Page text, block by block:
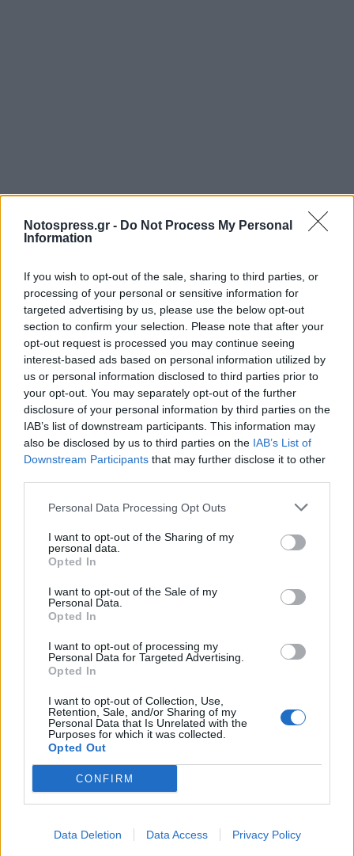
Notospress.gr - Do Not Process My Personal
Information
If you wish to opt-out of the sale, sharing to third parties, or
processing of your personal or sensitive information for
targeted advertising by us, please use the below opt-out
section to confirm your selection. Please note that after your
opt-out request is processed you may continue seeing
interest-based ads based on personal information utilized by
us or personal information disclosed to third parties prior to
your opt-out. You may separately opt-out of the further
disclosure of your personal information by third parties on the
IAB’s list of downstream participants. This information may
also be disclosed by us to third parties on the IAB’s List of
Downstream Participants that may further disclose it to other
Personal Data Processing Opt Outs
I want to opt-out of the Sharing of my
personal data.
Opted In
I want to opt-out of the Sale of my
Personal Data.
Opted In
I want to opt-out of processing my
Personal Data for Targeted Advertising.
Opted In
I want to opt-out of Collection, Use,
Retention, Sale, and/or Sharing of my
Personal Data that Is Unrelated with the
Purposes for which it was collected.
Opted Out
CONFIRM
Data Deletion Data Access Privacy Policy
Σχετικά Άρθρα
Λακωνία: Εξιχνιάστηκαν τρεις κλοπές σε
σπίτια στον Δήμο Ευρώτα
05/08/2026 20:19